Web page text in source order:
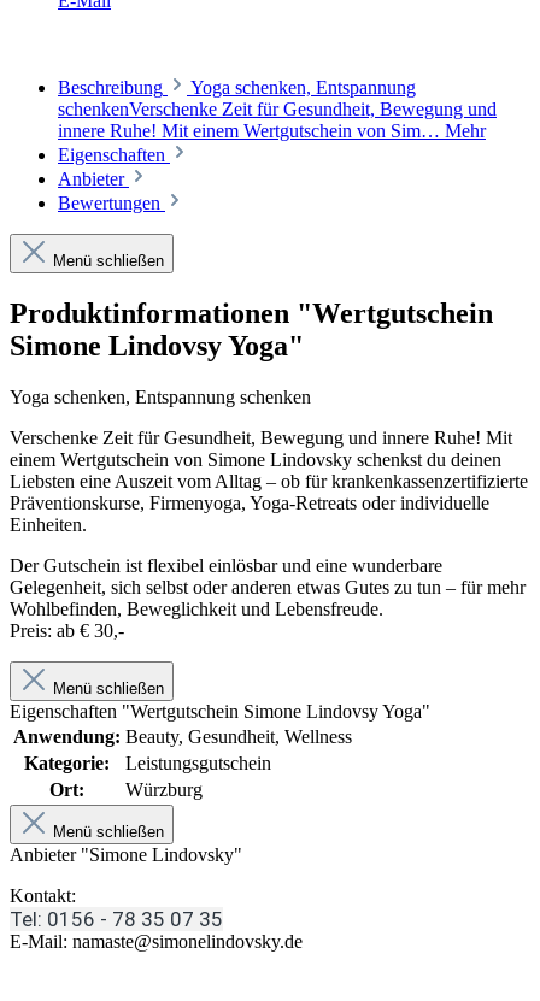
Beschreibung
Yoga schenken, Entspannung
schenkenVerschenke Zeit für Gesundheit, Bewegung und
innere Ruhe! Mit einem Wertgutschein von Sim… Mehr
Eigenschaften
Anbieter
Bewertungen
Menü schließen
Produktinformationen "Wertgutschein
Simone Lindovsy Yoga"
Yoga schenken, Entspannung schenken
Verschenke Zeit für Gesundheit, Bewegung und innere Ruhe! Mit
einem Wertgutschein von Simone Lindovsky schenkst du deinen
Liebsten eine Auszeit vom Alltag – ob für krankenkassenzertifizierte
Präventionskurse, Firmenyoga, Yoga-Retreats oder individuelle
Einheiten.
Der Gutschein ist flexibel einlösbar und eine wunderbare
Gelegenheit, sich selbst oder anderen etwas Gutes zu tun – für mehr
Wohlbefinden, Beweglichkeit und Lebensfreude.
Preis: ab € 30,-
Menü schließen
Eigenschaften "Wertgutschein Simone Lindovsy Yoga"
Anwendung: Beauty, Gesundheit, Wellness
Kategorie:
Leistungsgutschein
Ort:
Würzburg
Menü schließen
Anbieter "Simone Lindovsky"
Kontakt:
Tel: 0156 - 78 35 07 35
E-Mail: namaste@simonelindovsky.de